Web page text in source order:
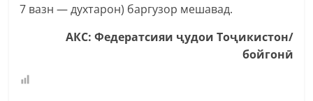
7 вазн — духтарон) баргузор мешавад.
АКС: Федератсияи ҷудои Тоҷикистон/
бойгонӣ